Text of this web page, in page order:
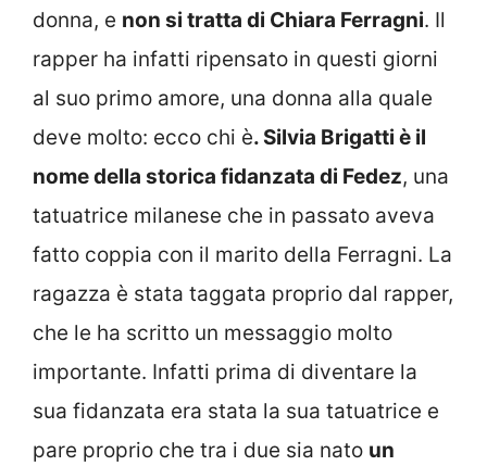
donna, e non si tratta di Chiara Ferragni. Il
rapper ha infatti ripensato in questi giorni
al suo primo amore, una donna alla quale
deve molto: ecco chi è. Silvia Brigatti è il
nome della storica fidanzata di Fedez, una
tatuatrice milanese che in passato aveva
fatto coppia con il marito della Ferragni. La
ragazza è stata taggata proprio dal rapper,
che le ha scritto un messaggio molto
importante. Infatti prima di diventare la
sua fidanzata era stata la sua tatuatrice e
pare proprio che tra i due sia nato un